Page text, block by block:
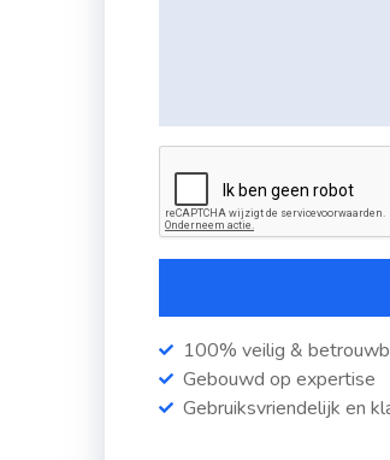
100% veilig &
Gebouwd op expertise
Gebruiksvriendelijk en